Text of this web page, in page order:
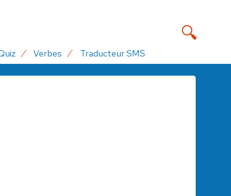
Verbes Traducteur SMS